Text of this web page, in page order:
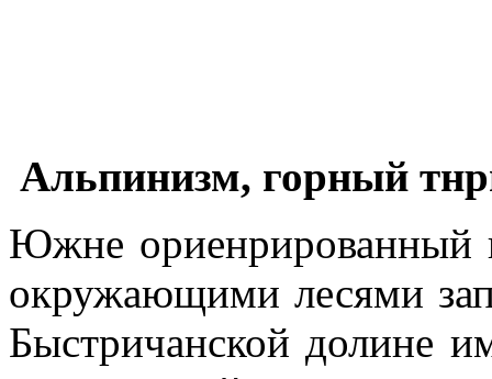
Альпинизм, горный
Южне ориенрированный
окружающими лесями
Быстричанской долине